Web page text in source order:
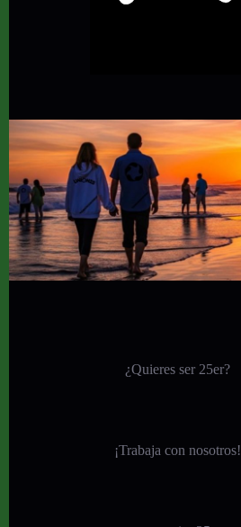
¿Quieres ser 25er?
¡Trabaja con nosotros!